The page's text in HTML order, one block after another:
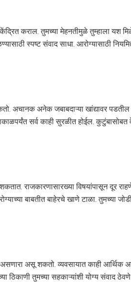
कराल. तुमच्या मेहनतीमुळे तुम्हाला यश
स्पष्ट संवाद साधा. आरोग्यासाठी
अचानक अनेक जबाबदाऱ्या खांद्यावर पडतील
सर्व काही सुरळीत होईल.
राजकारणासारख्या विषयांपासून दूर
बाबतीत बाहेरचे खाणे टाळा. तुमच्या
असू शकतो. व्यवसायात काही आर्थिक
ठिकाणी तुमच्या सहकाऱ्यांशी योग्य संवाद